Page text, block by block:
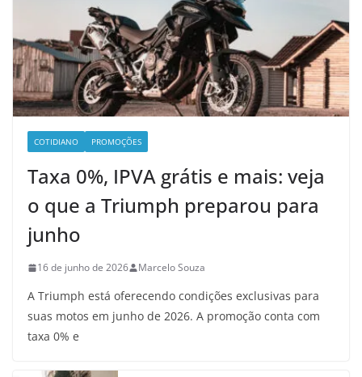
COTIDIANO PROMOÇÕES
Taxa 0%, IPVA grátis e mais: veja
o que a Triumph preparou para
junho
16 de junho de 2026 Marcelo Souza
A Triumph está oferecendo condições exclusivas para
suas motos em junho de 2026. A promoção conta com
taxa 0% e